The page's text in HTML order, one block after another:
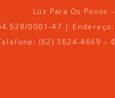
Luz Para Os
0001-47 |
(62) 3624-4669 –